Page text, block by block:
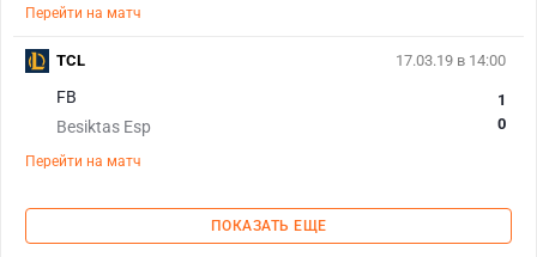
Перейти на матч
17.03.19 в 14:00
FB
Besiktas Esp
1
0
Перейти на матч
TCL
ПОКАЗАТЬ ЕЩЕ